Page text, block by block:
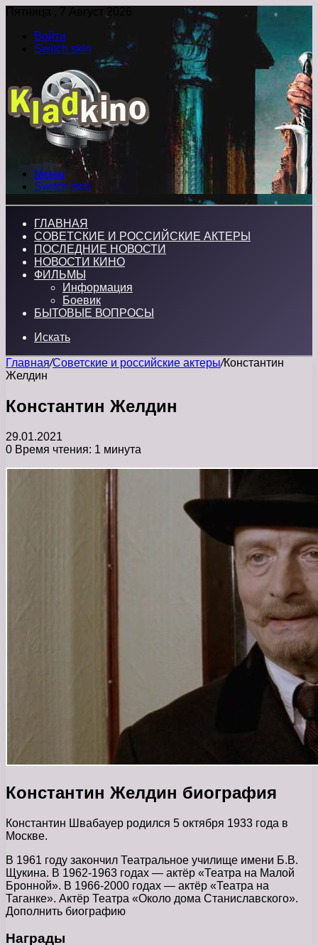
Пятница , 7 Август 2026
Войти
Switch skin
Меню
Switch skin
ГЛАВНАЯ
СОВЕТСКИЕ И РОССИЙСКИЕ АКТЕРЫ
ПОСЛЕДНИЕ НОВОСТИ
НОВОСТИ КИНО
ФИЛЬМЫ
Информация
Боевик
БЫТОВЫЕ ВОПРОСЫ
Искать
Главная/Советские и российские актеры/Константин
Желдин
Константин Желдин
29.01.2021
0 Время чтения: 1 минута
Константин Желдин биография
Константин Швабауер родился 5 октября 1933 года в
Москве.
В 1961 году закончил Театральное училище имени Б.В.
Щукина. В 1962-1963 годах — актёр «Театра на Малой
Бронной». В 1966-2000 годах — актёр «Театра на
Таганке». Актёр Театра «Около дома Станиславского».
Дополнить биографию
Награды